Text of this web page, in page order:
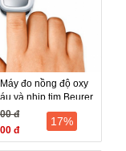
đo nồng độ oxy
và nhịp tim Beurer
30, PO-30) - Đức
đ
đ
17%